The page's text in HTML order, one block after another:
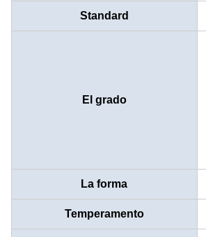
Standard
El grado
La forma
Temperamento